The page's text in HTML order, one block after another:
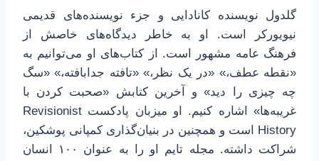
گلدول نویسنده کانادایی و جزء نویسنده‌های قدیمی
نیویورکر است. او به خاطر دیدگاه‌های خاصش از
فرهنگ عامه مشهور است. از کتاب‌های او می‌توانیم به
«نقطه عطف،» «در یک نظر،» «تافته جدابافته،» «سگ
چه چیزی را دید» و آخرین کتابش «صحبت کردن با
غریبه‌ها» اشاره کنیم. او میزبان پادکست Revisionist
History است و همچنین در بنیان‌گذاری کمپانی پوشکین،
شراکت داشته. مجله تایم او را به عنوان ۱۰۰ انسان